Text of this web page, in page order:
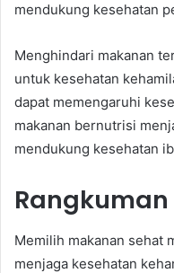
mendukung kesehatan
Menghindari makanan
untuk kesehatan
dapat memengaruhi
makanan bernutrisi
mendukung kesehatan
Rangkuman
Memilih makanan sehat
menjaga kesehatan